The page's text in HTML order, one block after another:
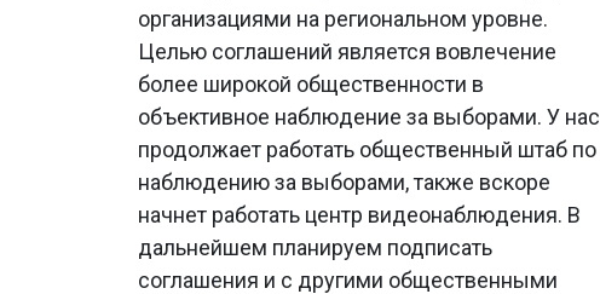
организациями на региональном уровне.
Целью соглашений является вовлечение
более широкой общественности в
объективное наблюдение за выборами. У нас
продолжает работать общественный штаб по
наблюдению за выборами, также вскоре
начнет работать центр видеонаблюдения. В
дальнейшем планируем подписать
соглашения и с другими общественными